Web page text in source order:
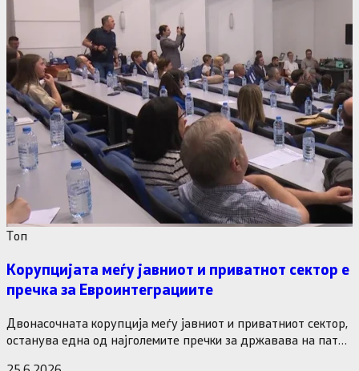
Tоп
Корупцијата меѓу јавниот и приватнот сектор е
пречка за Евроинтеграциите
Двонасочната корупција меѓу јавниот и приватниот сектор,
останува една од најголемите пречки за државава на патот